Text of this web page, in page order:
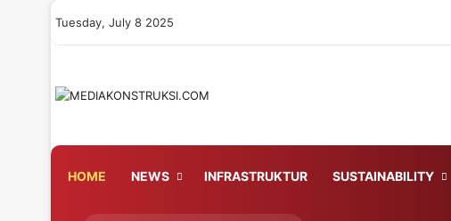
Tuesday, July 8 2025
HOME NEWS INFRASTRUKTUR SUSTAINABILITY